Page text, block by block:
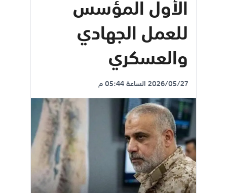
الأول المؤسس
للعمل الجهادي
والعسكري
2026/05/27 الساعة 05:44 م